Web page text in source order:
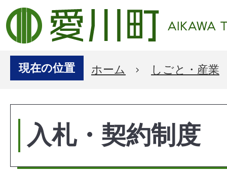
現在の位置 ホーム しごと・産業
入札・契約制度